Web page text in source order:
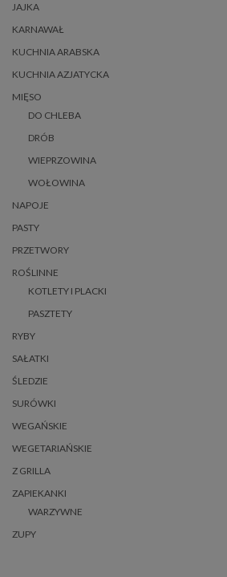
JAJKA
KARNAWAŁ
KUCHNIA ARABSKA
KUCHNIA AZJATYCKA
MIĘSO
DO CHLEBA
DRÓB
WIEPRZOWINA
WOŁOWINA
NAPOJE
PASTY
PRZETWORY
ROŚLINNE
KOTLETY I PLACKI
PASZTETY
RYBY
SAŁATKI
ŚLEDZIE
SURÓWKI
WEGAŃSKIE
WEGETARIAŃSKIE
Z GRILLA
ZAPIEKANKI
WARZYWNE
ZUPY